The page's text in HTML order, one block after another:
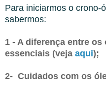
Para iniciarmos o crono-
sabermos:
1 - A diferença entre
essenciais (veja aqui);
2- Cuidados com os